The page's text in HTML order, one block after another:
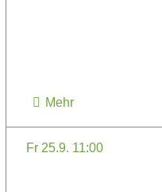
Mehr
Fr 25.9. 11:00